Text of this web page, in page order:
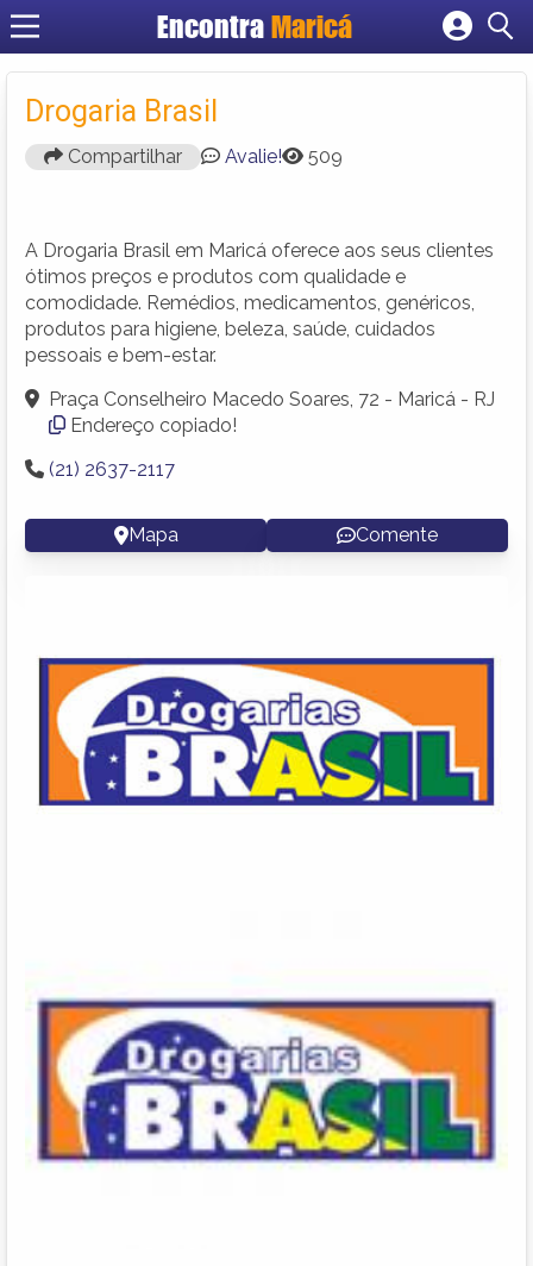
EncontraMaricá
Cadastrar empresa
Drogaria Brasil
Compartilhar Avalie! 509
A Drogaria Brasil em Maricá oferece aos seus clientes
ótimos preços e produtos com qualidade e
comodidade. Remédios, medicamentos, genéricos,
produtos para higiene, beleza, saúde, cuidados
pessoais e bem-estar.
Praça Conselheiro Macedo Soares, 72 - Maricá - RJ
Endereço copiado!
(21) 2637-2117
Mapa Comente